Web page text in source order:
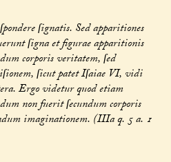
ſignatis. Sed apparitiones
ſigna et figurae apparitionis
corporis veritatem, ſed
ſicut patet Iſaiae VI, vidi
Ergo videtur quod etiam
non fuerit ſecundum corporis
imaginationem. (IIIa q. 5 a. 1